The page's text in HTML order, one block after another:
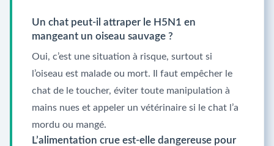
Un chat peut-il attraper le H5N1 en
mangeant un oiseau sauvage ?
Oui, c’est une situation à risque, surtout si
l’oiseau est malade ou mort. Il faut empêcher le
chat de le toucher, éviter toute manipulation à
mains nues et appeler un vétérinaire si le chat l’a
mordu ou mangé.
L’alimentation crue est-elle dangereuse pour